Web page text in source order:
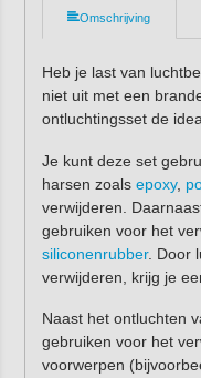
Omschrijving
Heb je last van
niet uit met een
ontluchtingsset de
Je kunt deze set
harsen zoals epoxy,
verwijderen.
gebruiken voor het
siliconenrubber. Door
verwijderen, krijg je
Naast het ontluchten
gebruiken voor het
voorwerpen